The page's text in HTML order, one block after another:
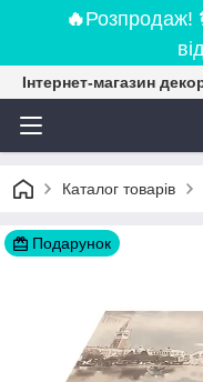
🔥Розпродаж!
Інтернет-магазин
Каталог товарів
Подарунок